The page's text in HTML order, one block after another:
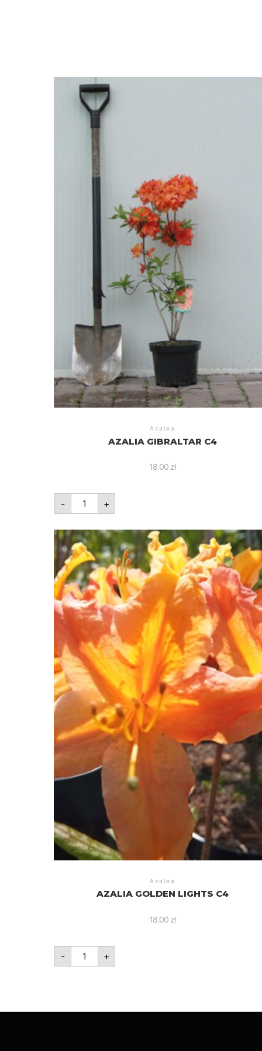
Azalea
AZALIA GIBRALTAR C4
18.00 zł
-
ilość
Azalia
Gibraltar
+
Azalea
AZALIA GOLDEN LIGHTS C4
18.00 zł
-
ilość
Azalia
Golden
+